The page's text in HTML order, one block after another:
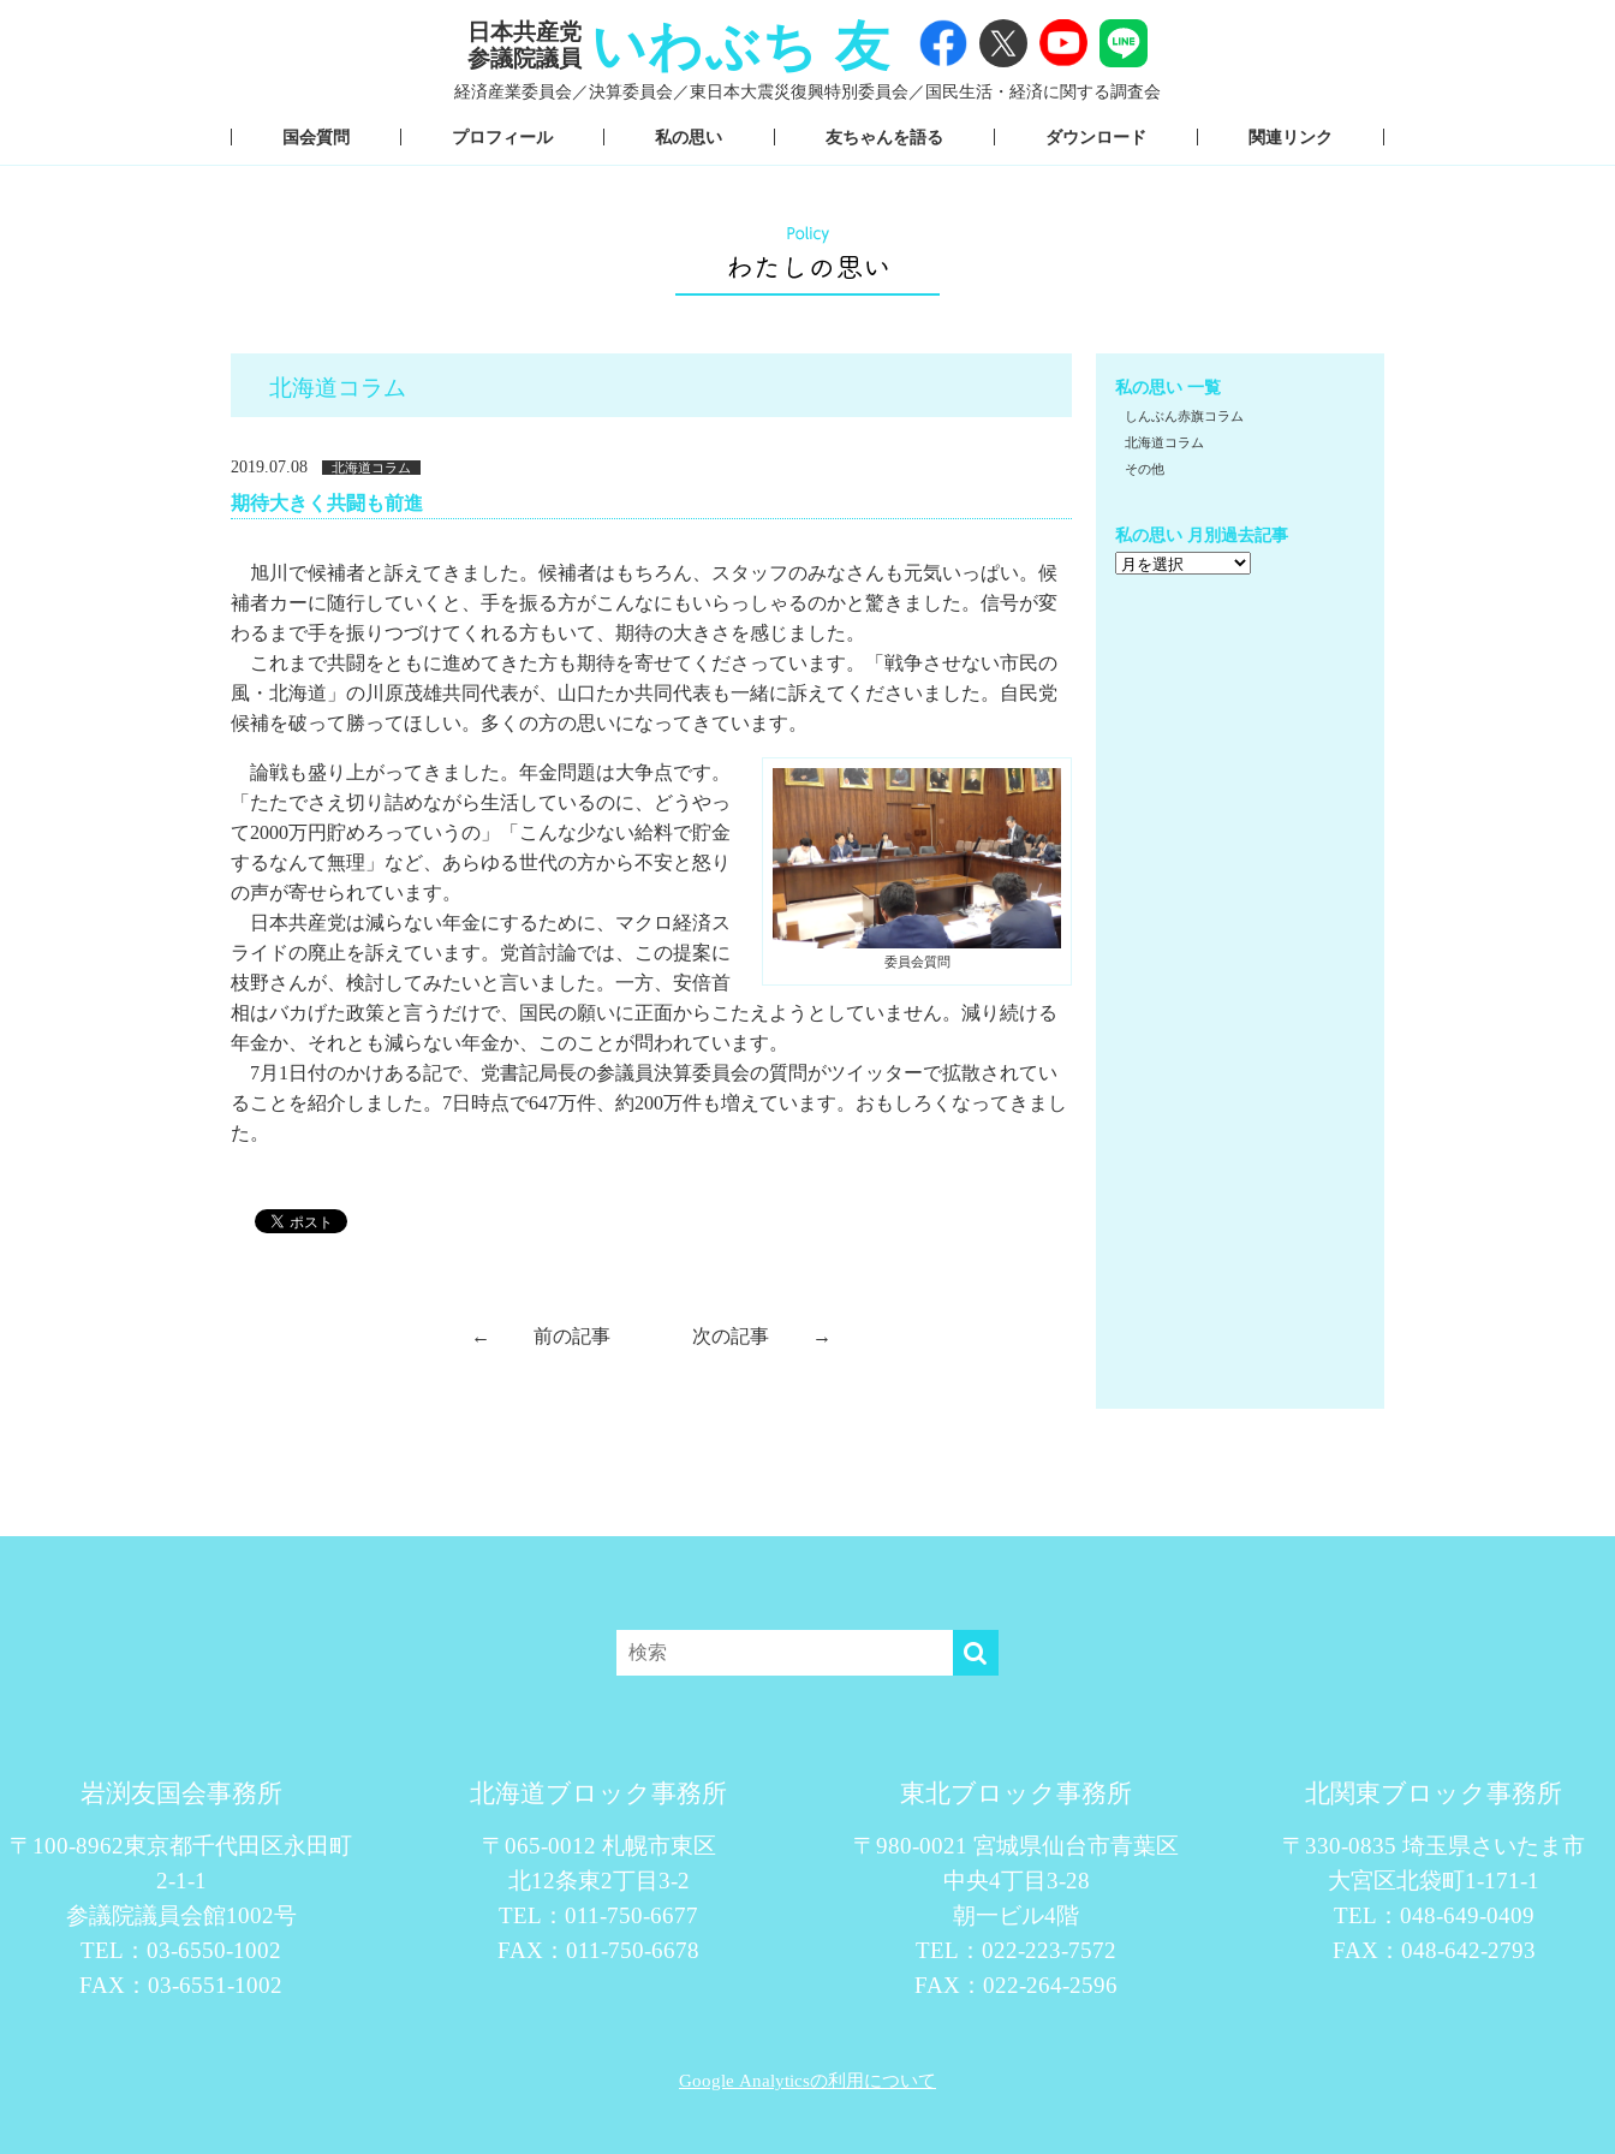
日本共産党
参議院議員
いわぶち 友
経済産業委員会／決算委員会／東日本大震災復興特別委員会／ 国民生活・経済に関する調査会
国会質問 プロフィール 私の思い 友ちゃんを語る ダウンロード 関連リンク
北海道コラム
2019.07.08 北海道コラム
期待大きく共闘も前進
旭川で候補者と訴えてきました。候補者はもちろん、スタッフのみなさんも元気いっぱい。候
補者カーに随行していくと、手を振る方がこんなにもいらっしゃるのかと驚きました。信号が変
わるまで手を振りつづけてくれる方もいて、期待の大きさを感じました。
これまで共闘をともに進めてきた方も期待を寄せてくださっています。「戦争させない市民の
風・北海道」の川原茂雄共同代表が、山口たか共同代表も一緒に訴えてくださいました。自民党
候補を破って勝ってほしい。多くの方の思いになってきています。
委員会質問
論戦も盛り上がってきました。年金問題は大争点です。
「たたでさえ切り詰めながら生活しているのに、どうやっ
て2000万円貯めろっていうの」「こんな少ない給料で貯金
するなんて無理」など、あらゆる世代の方から不安と怒り
の声が寄せられています。
日本共産党は減らない年金にするために、マクロ経済ス
ライドの廃止を訴えています。党首討論では、この提案に
枝野さんが、検討してみたいと言いました。一方、安倍首
相はバカげた政策と言うだけで、国民の願いに正面からこたえようとしていません。減り続ける
年金か、それとも減らない年金か、このことが問われています。
7月1日付のかけある記で、党書記局長の参議員決算委員会の質問がツイッターで拡散されてい
ることを紹介しました。7日時点で647万件、約200万件も増えています。おもしろくなってきまし
た。
← 前の記事 次の記事 →
私の思い 一覧
しんぶん赤旗コラム
北海道コラム
その他
私の思い 月別過去記事
岩渕友国会事務所
〒100-8962東京都千代田区永田町
2-1-1
参議院議員会館1002号
TEL：03-6550-1002
FAX：03-6551-1002
北海道ブロック事務所
〒065-0012 札幌市東区
北12条東2丁目3-2
TEL：011-750-6677
FAX：011-750-6678
東北ブロック事務所
〒980-0021 宮城県仙台市青葉区
中央4丁目3-28
朝一ビル4階
TEL：022-223-7572
FAX：022-264-2596
北関東ブロック事務所
〒330-0835 埼玉県さいたま市
大宮区北袋町1-171-1
TEL：048-649-0409
FAX：048-642-2793
Google Analyticsの利用について